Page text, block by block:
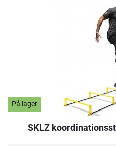
På lager
SKLZ